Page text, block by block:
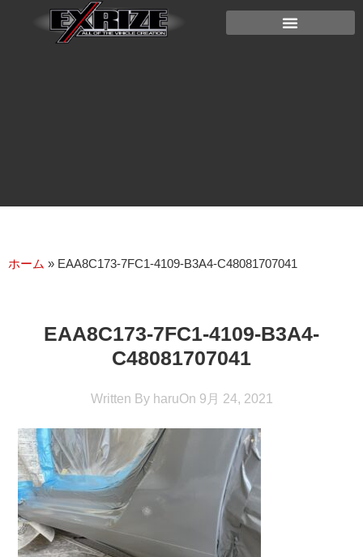
ホーム » EAA8C173-7FC1-4109-B3A4-C48081707041
EAA8C173-7FC1-4109-B3A4-
C48081707041
Written ByharuOn 9月 24, 2021